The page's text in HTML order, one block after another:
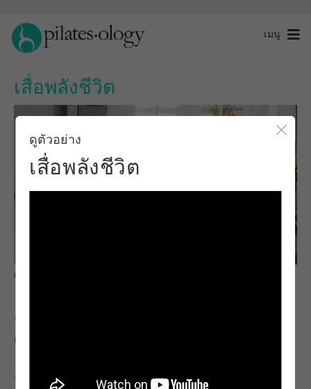
เมนู
เสื่อพลังชีวิต
ปิดโ
ดูตัวอย่าง
เสื่อพลังชีวิต
ครู
เทเรซา ชูป
อุปกรณ์ที่ต้องใช้